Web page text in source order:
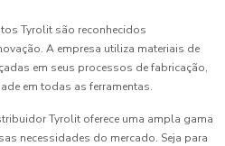
Tyrolit são reconhecidos
A empresa utiliza materiais de
em seus processos de fabricação,
em todas as ferramentas.
Tyrolit oferece uma ampla gama
necessidades do mercado. Seja para